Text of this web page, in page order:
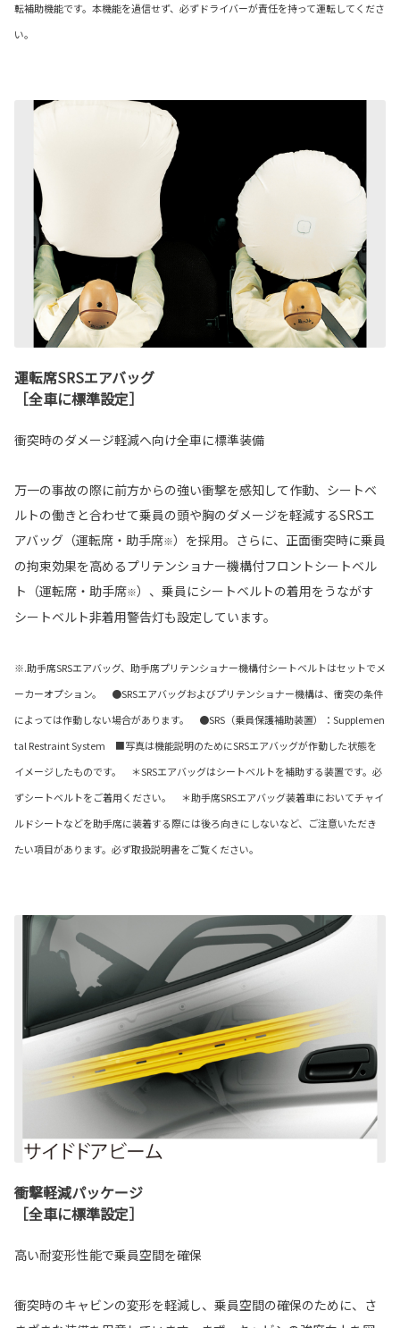
転補助機能です。本機能を過信せず、必ずドライバーが責任を持って運転してくださ
い。
運転席SRSエアバッグ
［全車に標準設定］
衝突時のダメージ軽減へ向け全車に標準装備
万一の事故の際に前方からの強い衝撃を感知して作動、シートベ
ルトの働きと合わせて乗員の頭や胸のダメージを軽減するSRSエ
アバッグ（運転席・助手席※）を採用。さらに、正面衝突時に乗員
の拘束効果を高めるプリテンショナー機構付フロントシートベル
ト（運転席・助手席※）、乗員にシートベルトの着用をうながす
シートベルト非着用警告灯も設定しています。
※.助手席SRSエアバッグ、助手席プリテンショナー機構付シートベルトはセットでメ
ーカーオプション。 ●SRSエアバッグおよびプリテンショナー機構は、衝突の条件
によっては作動しない場合があります。 ●SRS（乗員保護補助装置）：Supplemen
tal Restraint System ■写真は機能説明のためにSRSエアバッグが作動した状態を
イメージしたものです。 ＊SRSエアバッグはシートベルトを補助する装置です。必
ずシートベルトをご着用ください。 ＊助手席SRSエアバッグ装着車においてチャイ
ルドシートなどを助手席に装着する際には後ろ向きにしないなど、ご注意いただき
たい項目があります。必ず取扱説明書をご覧ください。
衝撃軽減パッケージ
［全車に標準設定］
高い耐変形性能で乗員空間を確保
衝突時のキャビンの変形を軽減し、乗員空間の確保のために、さ